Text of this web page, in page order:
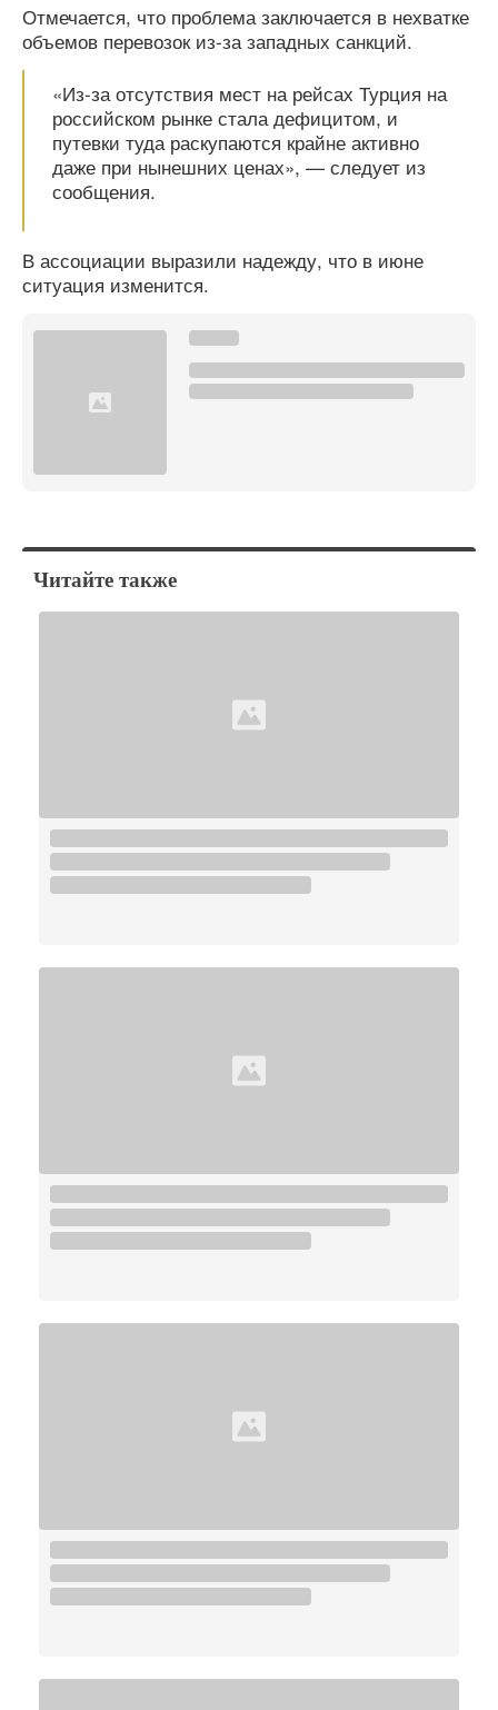
Отмечается, что проблема заключается в нехватке
объемов перевозок из-за западных санкций.
«Из-за отсутствия мест на рейсах Турция на
российском рынке стала дефицитом, и
путевки туда раскупаются крайне активно
даже при нынешних ценах», — следует из
сообщения.
В ассоциации выразили надежду, что в июне
ситуация изменится.
Читайте также